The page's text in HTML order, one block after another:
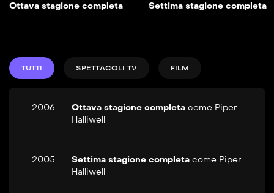
Ottava stagione completa
Settima stagione completa
TUTTI SPETTACOLI TV FILM
2006 Ottava stagione completa come Piper
Halliwell
2005 Settima stagione completa come Piper
Halliwell